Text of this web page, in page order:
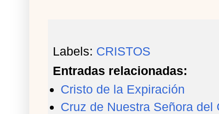
Labels: CRISTOS
Entradas relacionadas:
Cristo de la Expiración
Cruz de Nuestra Señora del